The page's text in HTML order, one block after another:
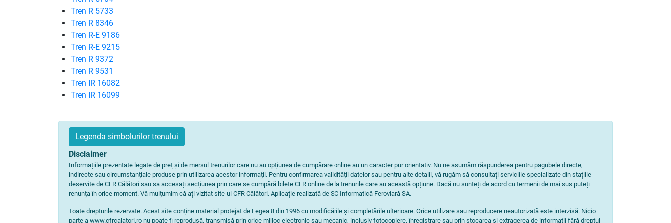
Tren R 5733
Tren R 8346
Tren R-E 9186
Tren R-E 9215
Tren R 9372
Tren R 9531
Tren IR 16082
Tren IR 16099
Legenda simbolurilor trenului
Disclaimer
Informațiile prezentate legate de preț și de mersul trenurilor care nu au opțiunea de cumpărare online au un caracter pur orientativ. Nu ne asumăm răspunderea pentru pagubele directe,
indirecte sau circumstanțiale produse prin utilizarea acestor informații. Pentru confirmarea validității datelor sau pentru alte detalii, vă rugăm să consultați serviciile specializate din stațiile
deservite de CFR Călători sau sa accesați secțiunea prin care se cumpără bilete CFR online de la trenurile care au această opțiune. Dacă nu sunteți de acord cu termenii de mai sus puteți
renunța în orice moment. Vă mulțumim că ați vizitat site-ul CFR Călători. Aplicație realizată de SC Informatică Feroviară SA.
Toate drepturile rezervate. Acest site conține material protejat de Legea 8 din 1996 cu modificările și completările ulterioare. Orice utilizare sau reproducere neautorizată este interzisă. Nicio
parte a www.cfrcalatori.ro nu poate fi reprodusă, transmisă prin orice mijloc electronic sau mecanic, inclusiv fotocopiere, înregistrare sau prin stocarea și extragerea de informații fără dreptul